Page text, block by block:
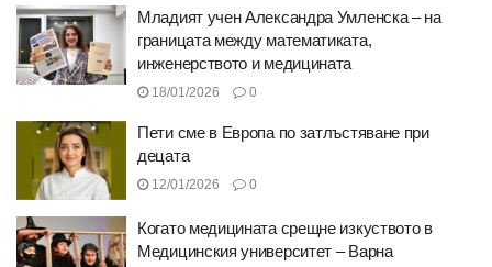
Младият учен Александра Умленска – на
границата между математиката,
инженерството и медицината
18/01/2026 0
Пети сме в Европа по затлъстяване при
децата
12/01/2026 0
Когато медицината срещне изкуството в
Медицинския университет – Варна